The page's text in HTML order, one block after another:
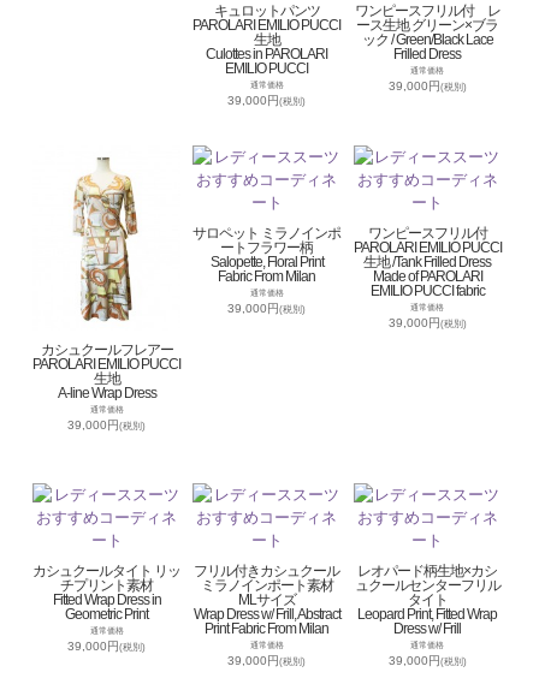
キュロットパンツ
PAROLARI EMILIO PUCCI
生地
Culottes in PAROLARI
EMILIO PUCCI
通常価格
39,000円(税別)
ワンピースフリル付 レ
ース生地 グリーン×ブラ
ック / Green/Black Lace
Frilled Dress
通常価格
39,000円(税別)
カシュクールフレアー
PAROLARI EMILIO PUCCI
生地
A-line Wrap Dress
通常価格
39,000円(税別)
サロペット ミラノインポ
ートフラワー柄
Salopette, Floral Print
Fabric From Milan
通常価格
39,000円(税別)
ワンピースフリル付
PAROLARI EMILIO PUCCI
生地 /Tank Frilled Dress
Made of PAROLARI
EMILIO PUCCI fabric
通常価格
39,000円(税別)
カシュクールタイト リッ
チプリント素材
Fitted Wrap Dress in
Geometric Print
通常価格
39,000円(税別)
フリル付きカシュクール
ミラノインポート素材
MLサイズ
Wrap Dress w/ Frill, Abstract
Print Fabric From Milan
通常価格
39,000円(税別)
レオパード柄生地×カシ
ュクールセンターフリル
タイト
Leopard Print, Fitted Wrap
Dress w/ Frill
通常価格
39,000円(税別)